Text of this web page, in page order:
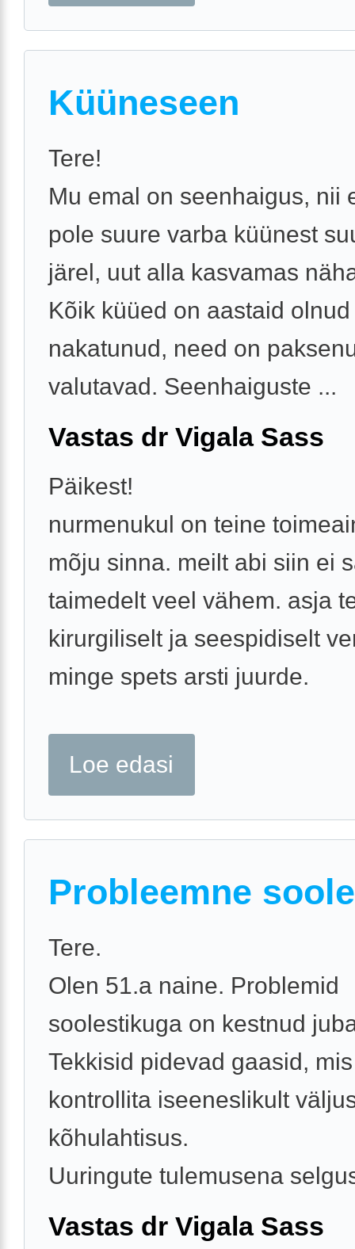
Küüneseen
Tere!
Mu emal on seenhaigus, nii
pole suure varba küünest
järel, uut alla kasvamas
Kõik küüed on aastaid olnud
nakatunud, need on
valutavad. Seenhaiguste ...
Vastas dr Vigala Sass
Päikest!
nurmenukul on teine
mõju sinna. meilt abi siin ei
taimedelt veel vähem. asja
kirurgiliselt ja seespidiselt
minge spets arsti juurde.
Loe edasi
Probleemne
Tere.
Olen 51.a naine. Problemid
soolestikuga on kestnud
Tekkisid pidevad gaasid,
kontrollita iseeneslikult
kõhulahtisus.
Uuringute tulemusena
Vastas dr Vigala Sass